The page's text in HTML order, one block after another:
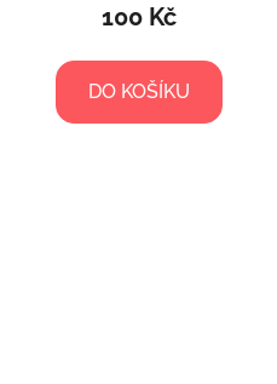
100 Kč
DO KOŠÍKU